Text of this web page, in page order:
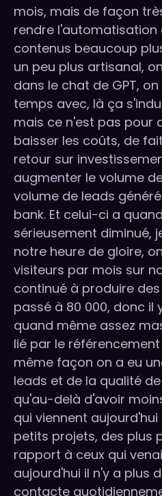
mois, mais de façon
rendre l'automatisation
contenus beaucoup
un peu plus artisanal,
dans le chat de GPT,
temps avec, là ça
mais ce n'est pas pour
baisser les coûts, de
retour sur
augmenter le volume
volume de leads
bank. Et celui-ci a
sérieusement diminué,
notre heure de gloire,
visiteurs par mois sur
continué à produire
passé à 80 000, donc il
quand même assez
lié par le
même façon on a eu
leads et de la qualité
qu'au-delà d'avoir
qui viennent
petits projets, des plus
rapport à ceux qui
aujourd'hui il n'y a plus
contacte